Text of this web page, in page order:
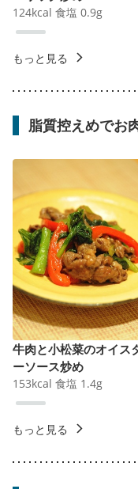
124kcal 食塩 0.9g
もっと見る
脂質控えめでお
牛肉と小松菜のオイス
ーソース炒め
153kcal 食塩 1.4g
もっと見る